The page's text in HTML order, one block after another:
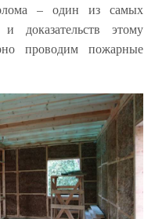
– один из самых
доказательств этому
проводим пожарные